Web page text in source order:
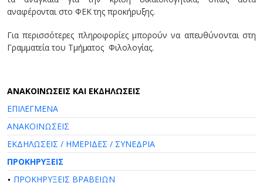
αναφέρονται στο ΦΕΚ της προκήρυξης.
Για περισσότερες πληροφορίες μπορούν να απευθύνονται στη
Γραμματεία του Τμήματος Φιλολογίας.
AΝΑΚΟΙΝΩΣΕΙΣ ΚΑΙ ΕΚΔΗΛΩΣΕΙΣ
ΕΠΙΛΕΓΜΕΝΑ
ΑΝΑΚΟΙΝΩΣΕΙΣ
ΕΚΔΗΛΩΣΕΙΣ / ΗΜΕΡΙΔΕΣ / ΣΥΝΕΔΡΙΑ
ΠΡΟΚΗΡΥΞΕΙΣ
ΠΡΟΚΗΡΥΞΕΙΣ ΒΡΑΒΕΙΩΝ